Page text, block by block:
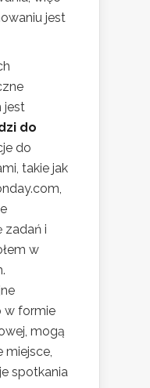
jest
jest
do
do
takie jak
zadań i
w
w formie
mogą
miejsce,
spotkania